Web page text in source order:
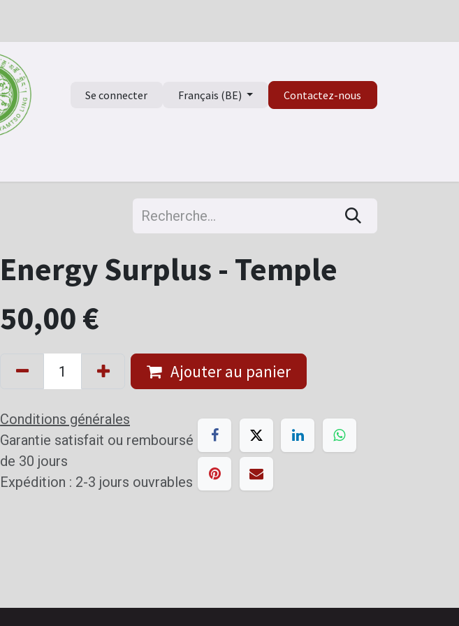
Se connecter Français (BE) Contactez-nous
Energy Surplus - Temple
50,00€
Ajouter au panier
Conditions générales
Garantie satisfait ou remboursé
de 30 jours
Expédition : 2-3 jours ouvrables